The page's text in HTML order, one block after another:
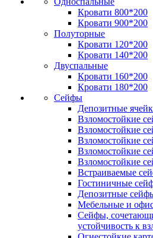
Кровати 800*200
Кровати 900*200
Полуторные
Кровати 120*200
Кровати 140*200
Двуспальные
Кровати 160*200
Кровати 180*200
Сейфы
Депозитные
Взломостойкие
Взломостойкие
Взломостойкие
Взломостойкие
Взломостойкие
Встраиваемые
Гостиничные
Депозитные
Мебельные и
Сейфы,
устойчивость к